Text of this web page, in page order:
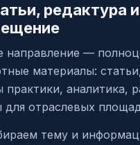
редактура и
направление —
материалы:
практики, аналитика,
для отраслевых
тему и